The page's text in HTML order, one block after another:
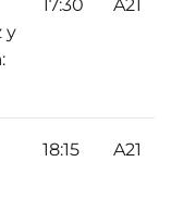
y
17:30 A21
18:15 A21